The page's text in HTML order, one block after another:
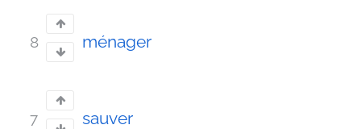
8 ménager
7 sauver